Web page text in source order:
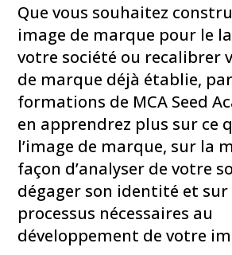
Que vous souhaitez
image de marque pour le
votre société ou recalibrer
de marque déjà établie,
formations de MCA Seed
en apprendrez plus sur ce
l’image de marque, sur la
façon d’analyser de votre
dégager son identité et sur
processus nécessaires au
développement de votre